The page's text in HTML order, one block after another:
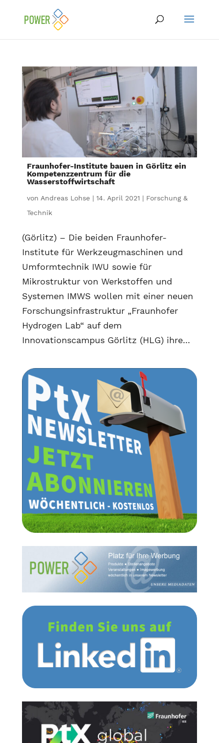
Fraunhofer-Institute bauen in Görlitz ein
Kompetenzzentrum für die
Wasserstoffwirtschaft
von Andreas Lohse| 14. April 2021 | Forschung &
Technik
(Görlitz) – Die beiden Fraunhofer-
Institute für Werkzeugmaschinen und
Umformtechnik IWU sowie für
Mikrostruktur von Werkstoffen und
Systemen IMWS wollen mit einer neuen
Forschungsinfrastruktur „Fraunhofer
Hydrogen Lab“ auf dem
Innovationscampus Görlitz (HLG) ihre...